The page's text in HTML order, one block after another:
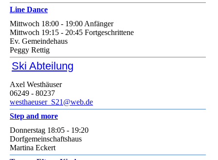
Line Dance
Mittwoch 18:00 - 19:00 Anfänger
Mittwoch 19:15 - 20:45 Fortgeschrittene
Ev. Gemeindehaus
Peggy Rettig
Ski Abteilung
Axel Westhäuser
06249 - 80237
westhaeuser_S21@web.de
Step and more
Donnerstag 18:05 - 19:20
Dorfgemeinschaftshaus
Martina Eckert